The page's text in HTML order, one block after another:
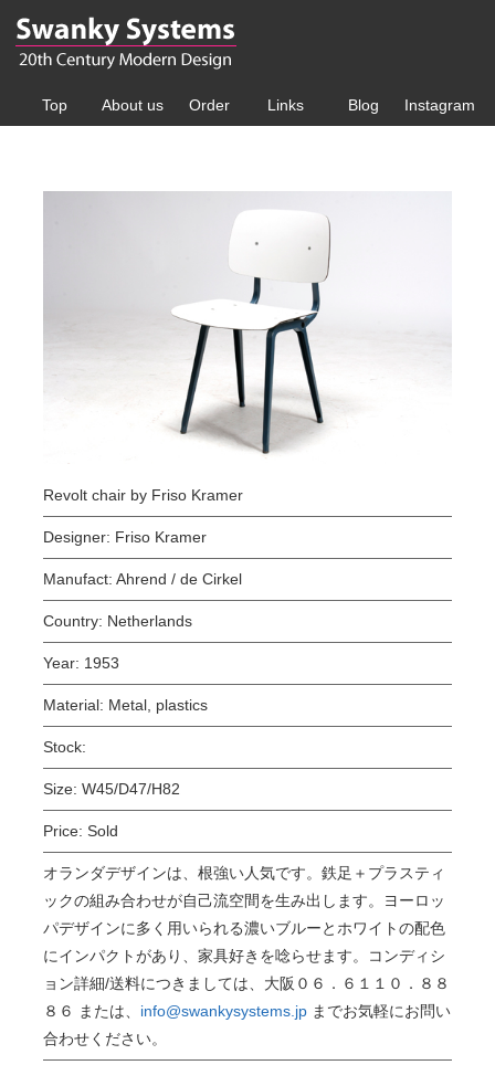
Top About us Order Links Blog Instagram
Revolt chair by Friso Kramer
Designer: Friso Kramer
Manufact: Ahrend / de Cirkel
Country: Netherlands
Year: 1953
Material: Metal, plastics
Stock:
Size: W45/D47/H82
Price: Sold
オランダデザインは、根強い人気です。鉄足＋プラスティ
ックの組み合わせが自己流空間を生み出します。ヨーロッ
パデザインに多く用いられる濃いブルーとホワイトの配色
にインパクトがあり、家具好きを唸らせます。コンディシ
ョン詳細/送料につきましては、大阪０６．６１１０．８８
８６ または、 info@swankysystems.jp までお気軽にお問い
合わせください。